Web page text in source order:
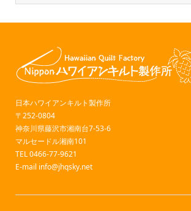
日本ハワイアンキルト製作所
〒252-0804
神奈川県藤沢市湘南台7-53-6
マルセードル湘南101
TEL 0466-77-9621
E-mail info@jhqsky.net